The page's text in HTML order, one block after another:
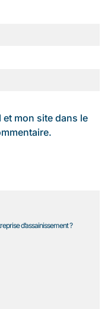
mon site dans le
d’assainissement ?